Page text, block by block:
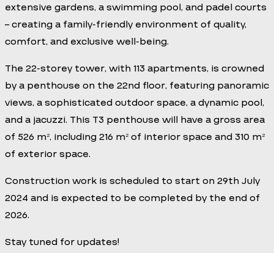
extensive gardens, a swimming pool, and padel courts
– creating a family-friendly environment of quality,
comfort, and exclusive well-being.
The 22-storey tower, with 113 apartments, is crowned
by a penthouse on the 22nd floor, featuring panoramic
views, a sophisticated outdoor space, a dynamic pool,
and a jacuzzi. This T3 penthouse will have a gross area
of 526 m², including 216 m² of interior space and 310 m²
of exterior space.
Construction work is scheduled to start on 29th July
2024 and is expected to be completed by the end of
2026.
Stay tuned for updates!